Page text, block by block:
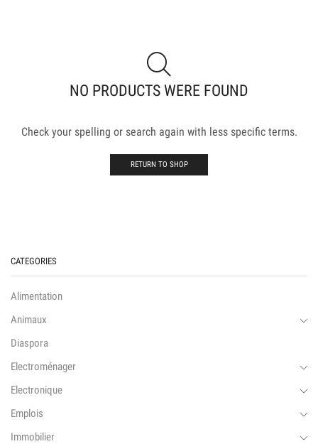
NO PRODUCTS WERE FOUND
Check your spelling or search again with less specific terms.
RETURN TO SHOP
CATEGORIES
Alimentation
Animaux
Diaspora
Electroménager
Electronique
Emplois
Immobilier